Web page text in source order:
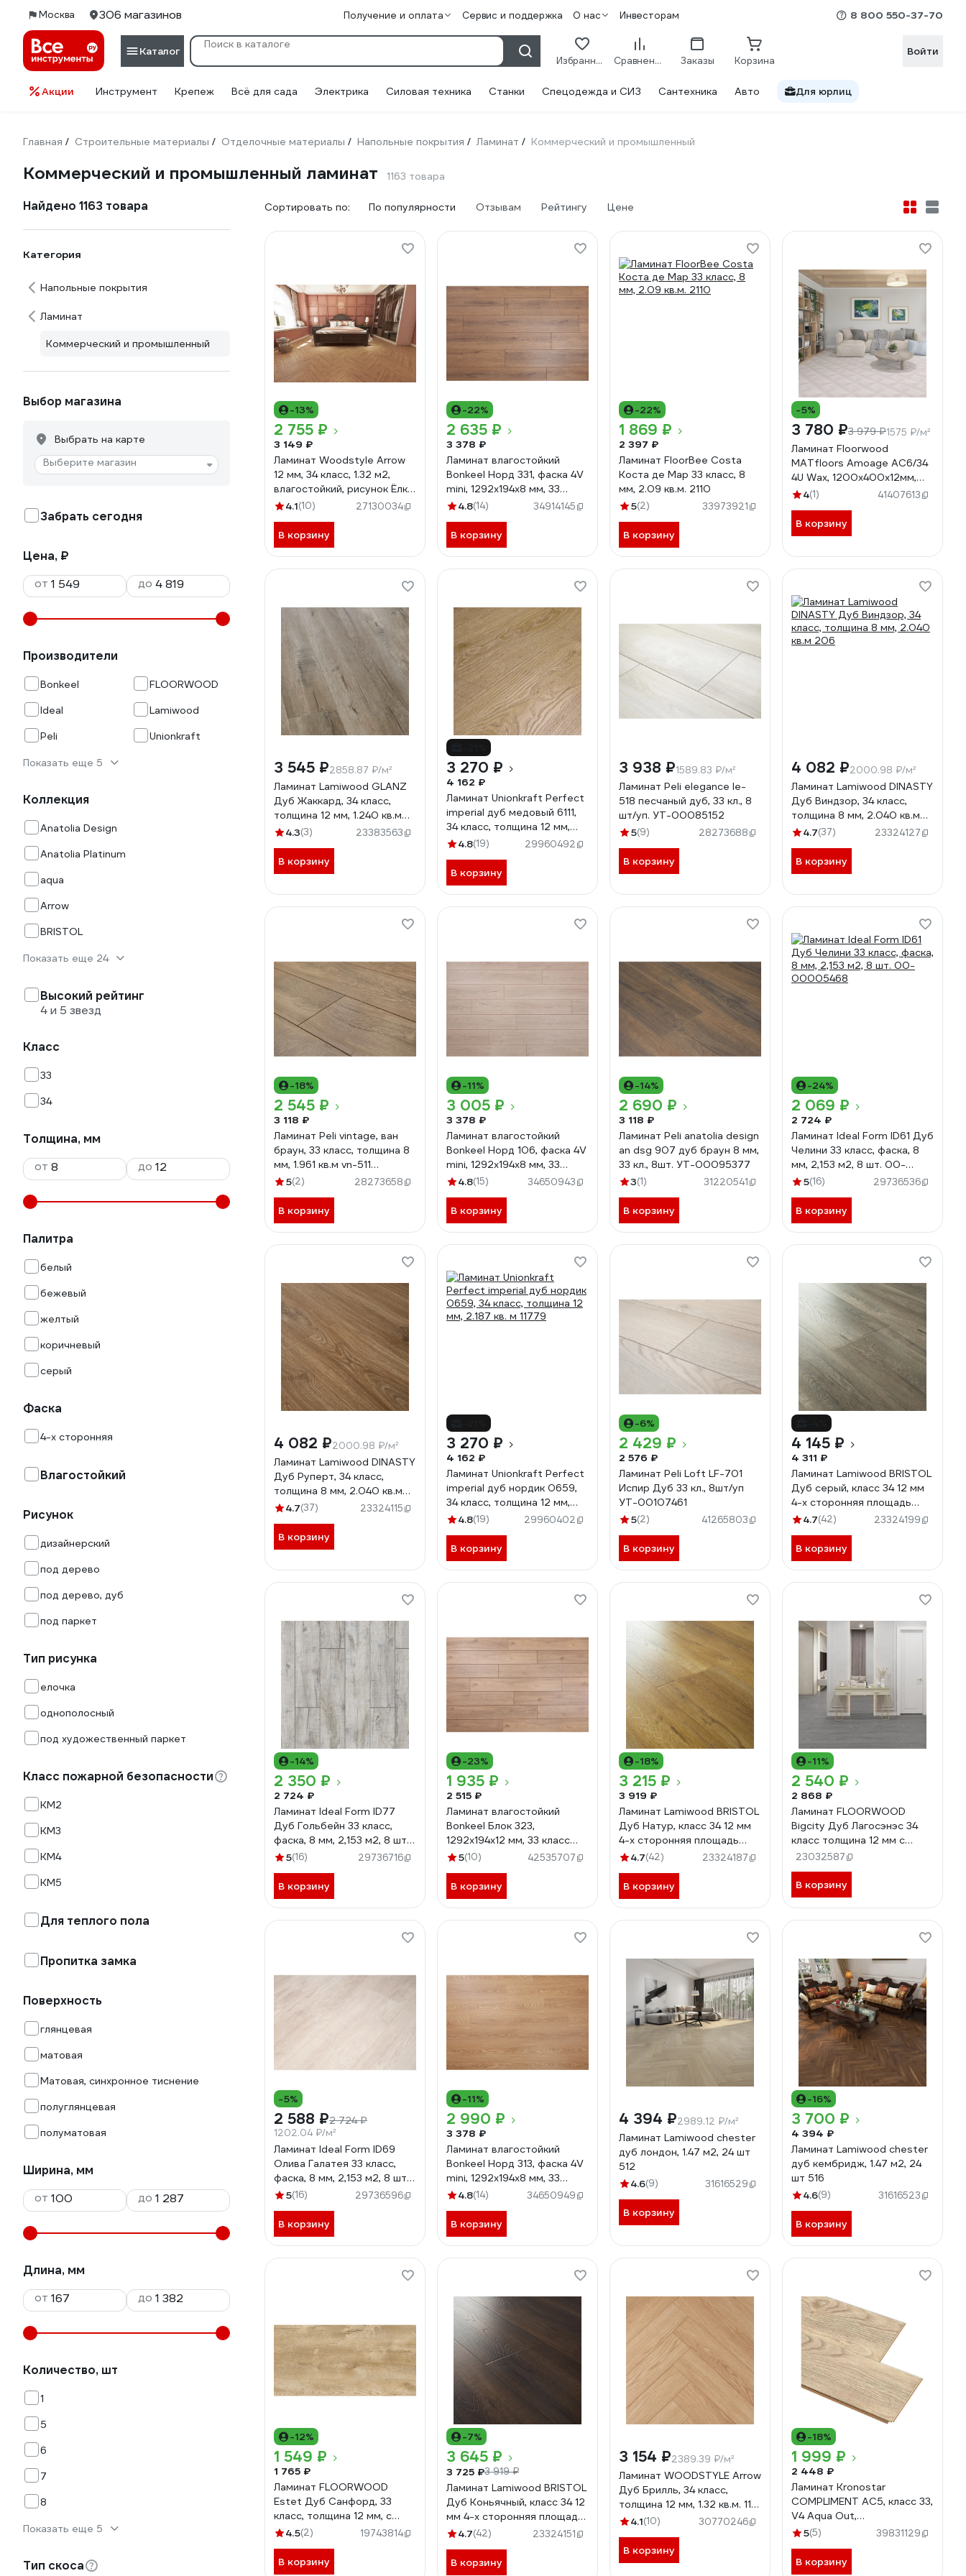
Москва 306 магазинов Получение и оплата Сервис и поддержка О нас Инвесторам 8 800 550-37-70
Каталог
Избранное Сравнение Заказы Корзина
Войти
Акции Инструмент Крепеж Всё для сада Электрика Силовая техника Станки Спецодежда и СИЗ Сантехника Авто Для юрлиц
Главная / Строительные материалы / Отделочные материалы / Напольные покрытия / Ламинат / Коммерческий и промышленный
Коммерческий и промышленный ламинат 1163 товара
Найдено 1163 товара
Категория
Напольные покрытия
Ламинат
Коммерческий и промышленный
Выбор магазина
Выбрать на карте
Выберите магазин
Забрать сегодня
Цена, ₽
от
до
Производители
Bonkeel
FLOORWOOD
Ideal
Lamiwood
Peli
Unionkraft
Показать еще 5
Коллекция
Anatolia Design
Anatolia Platinum
aqua
Arrow
BRISTOL
Показать еще 24
Высокий рейтинг
4 и 5 звезд
Класс
33
34
Толщина, мм
от
до
Палитра
белый
бежевый
желтый
коричневый
серый
Фаска
4-х сторонняя
Влагостойкий
Рисунок
дизайнерский
под дерево
под дерево, дуб
под паркет
Тип рисунка
елочка
однополосный
под художественный паркет
Класс пожарной безопасности
КМ2
КМ3
КМ4
КМ5
Для теплого пола
Пропитка замка
Поверхность
глянцевая
матовая
Матовая, синхронное тиснение
полуглянцевая
полуматовая
Ширина, мм
от
до
Длина, мм
от
до
Количество, шт
1
5
6
7
8
Показать еще 5
Тип скоса
Сортировать по: По популярности Отзывам Рейтингу Цене
-13%
2 755 ₽
3 149 ₽
Ламинат Woodstyle Arrow
12 мм, 34 класс, 1.32 м2,
влагостойкий, рисунок Ёлка,
108 Дуб Кивер
4.1(10) 27130034
В корзину
-22%
2 635 ₽
3 378 ₽
Ламинат влагостойкий
Bonkeel Норд 331, фаска 4V
mini, 1292x194x8 мм, 33
класс 602634
4.8(14) 34914145
В корзину
-22%
1 869 ₽
2 397 ₽
Ламинат FloorBee Costa
Коста де Мар 33 класс, 8
мм, 2.09 кв.м. 2110
5(2) 33973921
В корзину
-5%
3 780 ₽3 979 ₽1575 ₽/м²
Ламинат Floorwood
MATfloors Amoage АС6/34
4U Wax, 1200х400х12мм,
Джуба, 2.4 кв.м А003
4(1) 41407613
В корзину
3 545 ₽2858.87 ₽/м²
Ламинат Lamiwood GLANZ
Дуб Жаккард, 34 класс,
толщина 12 мм, 1.240 кв.м
3054.3(3) 23383563
В корзину
3 270 ₽
4 162 ₽
Ламинат Unionkraft Perfect
imperial дуб медовый 6111,
34 класс, толщина 12 мм,
2.187 кв. м 01563
4.8(19) 29960492
В корзину
3 938 ₽1589.83 ₽/м²
Ламинат Peli elegance le-
518 песчаный дуб, 33 кл., 8
шт/уп. УТ-00085152
5(9) 28273688
В корзину
4 082 ₽2000.98 ₽/м²
Ламинат Lamiwood DINASTY
Дуб Виндзор, 34 класс,
толщина 8 мм, 2.040 кв.м
2064.7(37) 23324127
В корзину
-18%
2 545 ₽
3 118 ₽
Ламинат Peli vintage, ван
браун, 33 класс, толщина 8
мм, 1.961 кв.м vn-511
УТ-00085147
5(2) 28273658
В корзину
-11%
3 005 ₽
3 378 ₽
Ламинат влагостойкий
Bonkeel Норд 106, фаска 4V
mini, 1292x194x8 мм, 33
класс 602619
4.8(15) 34650943
В корзину
-14%
2 690 ₽
3 118 ₽
Ламинат Peli anatolia design
an dsg 907 дуб браун 8 мм,
33 кл., 8шт. УТ-00095377
3(1) 31220541
В корзину
-24%
2 069 ₽
2 724 ₽
Ламинат Ideal Form ID61 Дуб
Челини 33 класс, фаска, 8
мм, 2,153 м2, 8 шт. 00-
00005468
5(16) 29736536
В корзину
4 082 ₽2000.98 ₽/м²
Ламинат Lamiwood DINASTY
Дуб Руперт, 34 класс,
толщина 8 мм, 2.040 кв.м
2054.7(37) 23324115
В корзину
3 270 ₽
4 162 ₽
Ламинат Unionkraft Perfect
imperial дуб нордик 0659,
34 класс, толщина 12 мм,
2.187 кв. м 11779
4.8(19) 29960402
В корзину
-6%
2 429 ₽
2 576 ₽
Ламинат Peli Loft LF-701
Испир Дуб 33 кл., 8шт/уп
УТ-00107461
5(2) 41265803
В корзину
4 145 ₽
4 311 ₽
Ламинат Lamiwood BRISTOL
Дуб серый, класс 34 12 мм
4-х сторонняя площадь
упаковки 1,75 кв.м 2414
4.7(42) 23324199
В корзину
-14%
2 350 ₽
2 724 ₽
Ламинат Ideal Form ID77
Дуб Гольбейн 33 класс,
фаска, 8 мм, 2,153 м2, 8 шт.
УП-00051484
5(16) 29736716
В корзину
-23%
1 935 ₽
2 515 ₽
Ламинат влагостойкий
Bonkeel Блок 323,
1292x194x12 мм, 33 класс
695595
5(10) 42535707
В корзину
-18%
3 215 ₽
3 919 ₽
Ламинат Lamiwood BRISTOL
Дуб Натур, класс 34 12 мм
4-х сторонняя площадь
упаковки 1,75 кв.м 2413
4.7(42) 23324187
В корзину
-11%
2 540 ₽
2 868 ₽
Ламинат FLOORWOOD
Bigcity Дуб Лагосэнэс 34
класс толщина 12 мм с
фаской 1,73 м.кв. 608
Р0050058
23032587
В корзину
-5%
2 588 ₽2 724 ₽
1202.04 ₽/м²
Ламинат Ideal Form ID69
Олива Галатея 33 класс,
фаска, 8 мм, 2,153 м2, 8 шт.
00-00005484
5(16) 29736596
В корзину
-11%
2 990 ₽
3 378 ₽
Ламинат влагостойкий
Bonkeel Норд 313, фаска 4V
mini, 1292x194x8 мм, 33
класс 602623
4.8(14) 34650949
В корзину
4 394 ₽2989.12 ₽/м²
Ламинат Lamiwood chester
дуб лондон, 1.47 м2, 24 шт
512
4.6(9) 31616529
В корзину
-16%
3 700 ₽
4 394 ₽
Ламинат Lamiwood chester
дуб кембридж, 1.47 м2, 24
шт 516
4.6(9) 31616523
В корзину
-12%
1 549 ₽
1 765 ₽
Ламинат FLOORWOOD
Estet Дуб Санфорд, 33
класс, толщина 12 мм, с
фаской 1.347 кв.м 6893
4.5(2) 19743814
В корзину
-7%
3 645 ₽
3 725 ₽3 919 ₽
Ламинат Lamiwood BRISTOL
Дуб Коньячный, класс 34 12
мм 4-х сторонняя площадь
упаковки 1,75 кв.м 2410
4.7(42) 23324151
В корзину
3 154 ₽2389.39 ₽/м²
Ламинат WOODSTYLE Arrow
Дуб Брилль, 34 класс,
толщина 12 мм, 1.32 кв.м. 113
Дуб Брилль
4.1(10) 30770246
В корзину
-18%
1 999 ₽
2 448 ₽
Ламинат Kronostar
COMPLIMENT AC5, класс 33,
V4 Aqua Out,
1380x191x10мм, Дуб Сальва,
5(5) 39831129
В корзину